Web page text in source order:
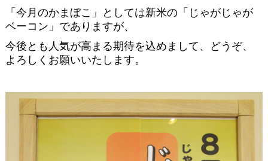
「今月のかまぼこ」としては新米の「じゃがじゃが
ベーコン」でありますが、
今後とも人気が高まる期待を込めまして、どうぞ、
よろしくお願いいたします。